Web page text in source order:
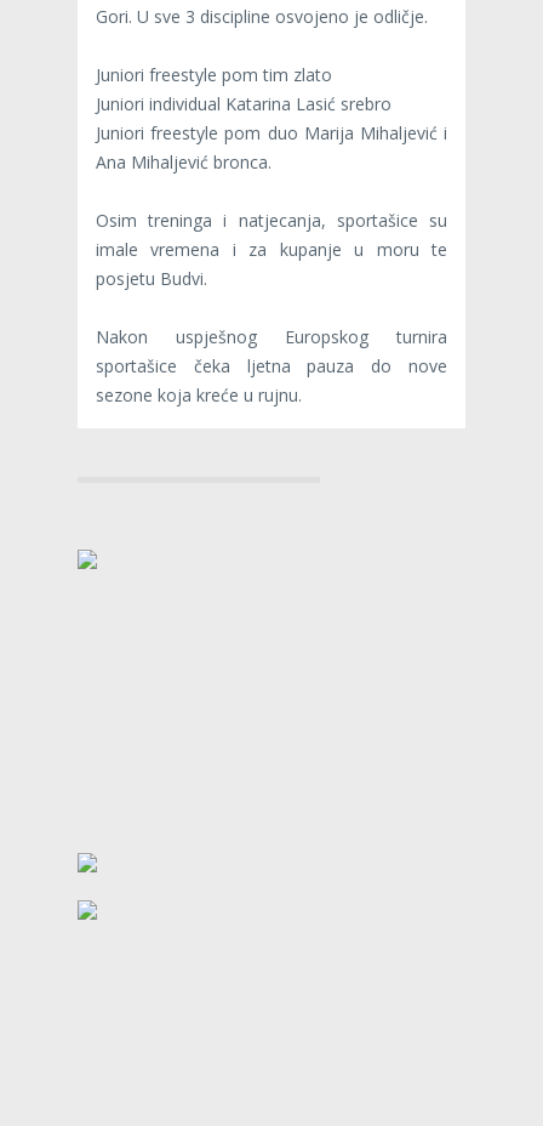
Gori. U sve 3 discipline osvojeno je odličje.
Juniori freestyle pom tim zlato
Juniori individual Katarina Lasić srebro
Juniori freestyle pom duo Marija Mihaljević i
Ana Mihaljević bronca.
Osim treninga i natjecanja, sportašice su
imale vremena i za kupanje u moru te
posjetu Budvi.
Nakon uspješnog Europskog turnira
sportašice čeka ljetna pauza do nove
sezone koja kreće u rujnu.